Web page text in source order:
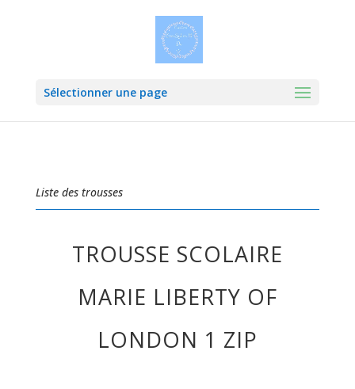
Sélectionner une page
Liste des trousses
TROUSSE SCOLAIRE
MARIE LIBERTY OF
LONDON 1 ZIP